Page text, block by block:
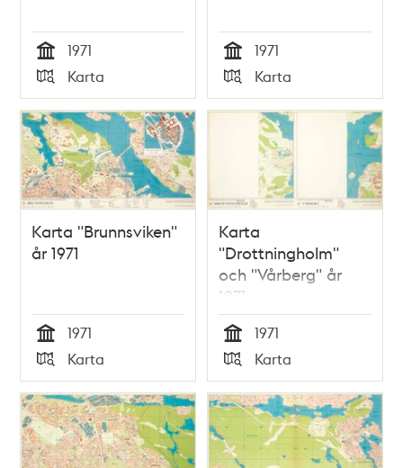
Tid
1971
Typ
Karta Tid
1971
Typ
Karta
Karta "Brunnsviken"
år 1971
Tid
1971
Typ
Karta
Karta
"Drottningholm"
och "Vårberg" år
1971
Tid
1971
Typ
Karta